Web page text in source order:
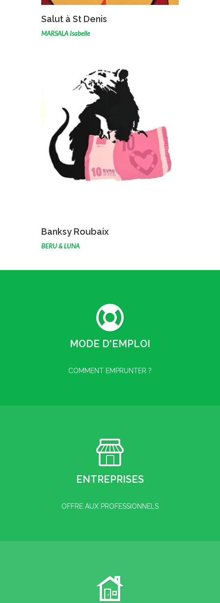
VOIR L'ŒUVRE
Salut à St Denis
MARSALA Isabelle
VOIR L'ŒUVRE
Banksy Roubaix
BERU & LUNA
MODE D'EMPLOI
COMMENT EMPRUNTER ?
ENTREPRISES
OFFRE AUX PROFESSIONNELS